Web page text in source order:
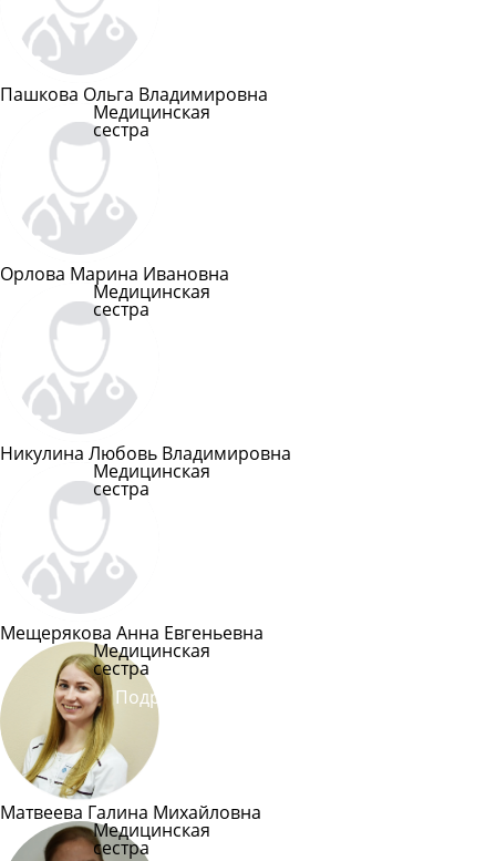
Пашкова Ольга Владимировна
Медицинская
сестра
Орлова Марина Ивановна
Медицинская
сестра
Никулина Любовь Владимировна
Медицинская
сестра
Мещерякова Анна Евгеньевна
Медицинская
сестра
Подробнее
Матвеева Галина Михайловна
Медицинская
сестра